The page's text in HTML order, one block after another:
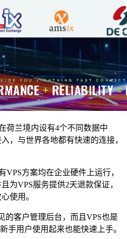
荷兰境内设有4个不同数据中
，与世界各地都有快速的连接，
VPS方案均在企业硬件上运行，
为VPS服务提供2天退款保证，
使用。
的客户管理后台，而且VPS也是
手用户使用起来也能快速上手。